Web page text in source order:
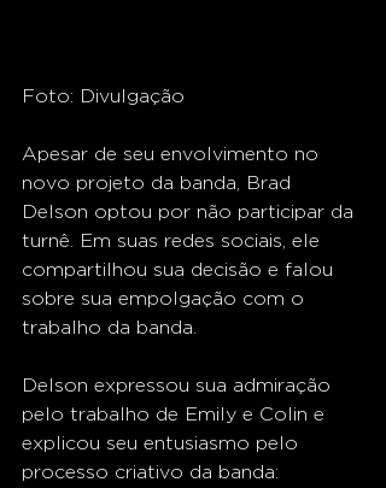
Foto: Divulgação
Apesar de seu envolvimento no
novo projeto da banda, Brad
Delson optou por não participar da
turnê. Em suas redes sociais, ele
compartilhou sua decisão e falou
sobre sua empolgação com o
trabalho da banda.
Delson expressou sua admiração
pelo trabalho de Emily e Colin e
explicou seu entusiasmo pelo
processo criativo da banda: